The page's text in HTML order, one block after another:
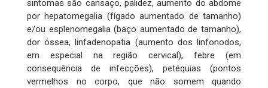
sintomas são cansaço, palidez, aumento do abdome
por hepatomegalia (fígado aumentado de tamanho)
e/ou esplenomegalia (baço aumentado de tamanho),
dor óssea, linfadenopatia (aumento dos linfonodos,
em especial na região cervical), febre (em
consequência de infecções), petéquias (pontos
vermelhos no corpo, que não somem quando